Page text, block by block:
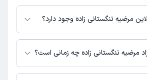
مرضیه تنگستانی زاده در مراکز درمانی در دسترس
مرضیه تنگستانی زاده وجود دارد؟
ارائه ویزیت آنلاین توسط مرضیه تنگستانی زاده در
اطلاعات دقیق‌تر، لطفاً با مطب تماس بگیرید.
مرضیه تنگستانی زاده چه زمانی است؟
با هماهنگی مطب مشخص می‌شود.